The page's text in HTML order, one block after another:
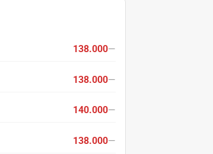
138.000—
138.000—
140.000—
138.000—